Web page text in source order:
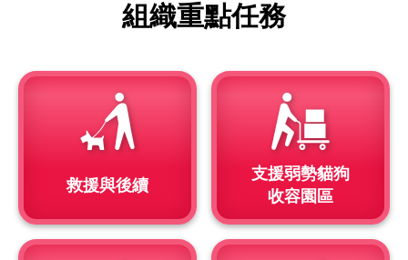
組織重點任務
救援與後續
支援弱勢貓狗
收容園區